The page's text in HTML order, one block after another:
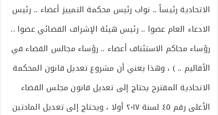
الاتحادية رئيساً .. نواب رئيس محكمة التمييز أعضاء .. رئيس
الادعاء العام عضوا .. رئيس هيئة الإشراف القضائي عضوا ..
رؤساء محاكم الاستئناف أعضاء .. رؤساء مجالس القضاء في
الأقاليم .. ) ، وهذا يعني أن مشروع تعديل قانون المحكمة
الاتحادية المقترح يحتاج إلى تعديل قانون مجلس القضاء
الأعلى رقم ٤٥ لسنة ٢٠١٧ أولا ، ويحتاج إلى تعديل المادتين